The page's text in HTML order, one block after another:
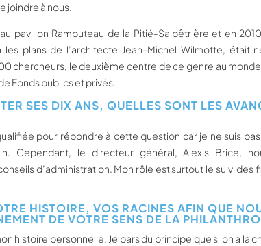
joindre à nous.
pavillon Rambuteau de la Pitié-Salpêtrière et en
plans de l’architecte Jean-Michel Wilmotte, était
chercheurs, le deuxième centre de ce genre au
Fonds publics et privés.
SES DIX ANS, QUELLES SONT LES
pour répondre à cette question car je ne suis
Cependant, le directeur général, Alexis Brice,
d’administration. Mon rôle est surtout le suivi des
HISTOIRE, VOS RACINES AFIN QUE
DE VOTRE SENS DE LA
histoire personnelle. Je pars du principe que si on a la